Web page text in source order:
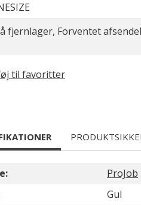
fjernlager, Forventet
til favoritter
ProJob
Gul